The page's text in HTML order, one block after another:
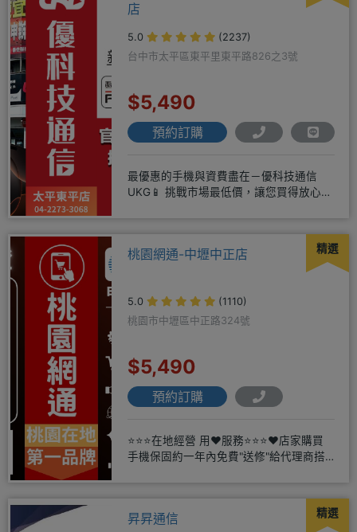
店
5.0
(2237)
台中市太平區東平里東平路826之3號
$5,490
預約訂購
最優惠的手機與資費盡在－優科技通信
UKG📱 挑戰市場最低價，讓您買得放心又
精選
桃園網通-中壢中正店
5.0
(1110)
桃園市中壢區中正路324號
$5,490
預約訂購
⭐⭐⭐在地經營 用❤️服務⭐⭐⭐❤️店家購買
手機保固約一年內免費"送修"給代理商搭
精選
昇昇通信